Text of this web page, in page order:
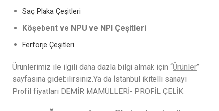
Saç Plaka Çeşitleri
Köşebent ve NPU ve NPI Çeşitleri
Ferforje Çeşitleri
Ürünlerimiz ile ilgili daha dazla bilgi almak için “Ürünler”
sayfasına gidebilirsiniz.Ya da İstanbul ikitelli sanayi
Profil fiyatları DEMİR MAMÜLLERİ- PROFİL ÇELİK